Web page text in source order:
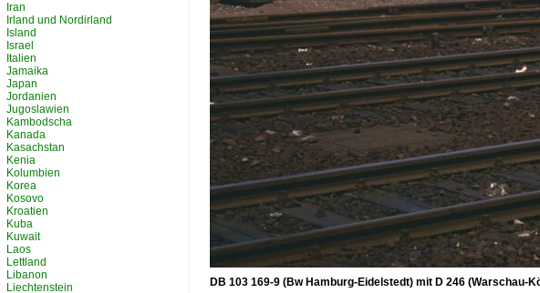
DB 103 169-9 (Bw Hamburg-Eidelstedt) mit D 246 (Warschau-
Iran
Irland und Nordirland
Island
Israel
Italien
Jamaika
Japan
Jordanien
Jugoslawien
Kambodscha
Kanada
Kasachstan
Kenia
Kolumbien
Korea
Kosovo
Kroatien
Kuba
Kuwait
Laos
Lettland
Libanon
Liechtenstein